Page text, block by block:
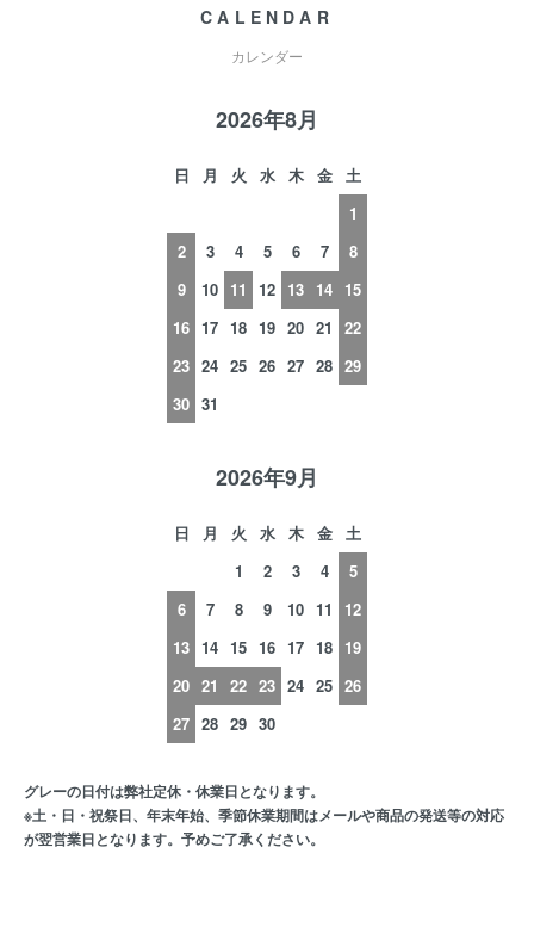
CALENDAR
カレンダー
2026年8月
日 月 火 水 木 金
土
1
2
3 4 5 6 7
8
9
10 11 12 13 14 15
16 17 18 19 20 21
22
23 24 25 26 27 28 29
30 31
2026年9月
日 月 火 水 木 金
土
1
2 3 4
5
6
7 8 9 10 11
12
13 14 15 16 17 18 19
20 21 22 23 24 25 26
27 28 29 30
グレーの日付は弊社定休・休業日となります。
※土・日・祝祭日、年末年始、季節休業期間はメールや商品の発送等の対応
が翌営業日となります。予めご了承ください。